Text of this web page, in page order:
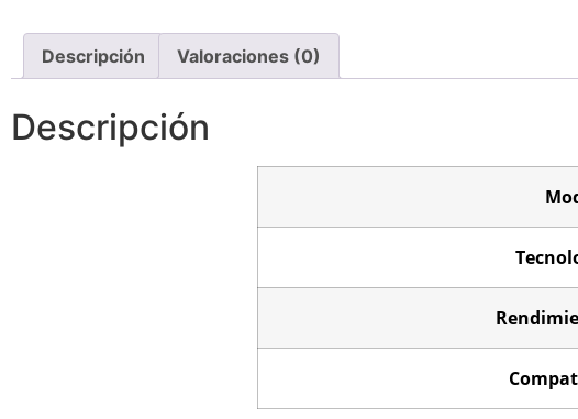
Descripción Valoraciones (0)
Descripción